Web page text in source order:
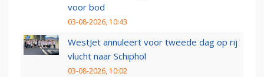
voor bod
03-08-2026, 10:43
WestJet annuleert voor tweede dag op rij
vlucht naar Schiphol
03-08-2026, 10:02